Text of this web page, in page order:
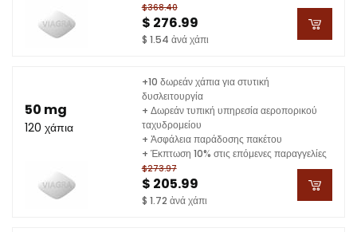
$368.40
$ 276.99
$ 1.54 ἀνά χάπι
50 mg
120 χάπια
$273.97
$ 205.99
$ 1.72 ἀνά χάπι
+10 δωρεάν χάπια για στυτική
δυσλειτουργία
+ Δωρεάν τυπική υπηρεσία αεροπορικού
ταχυδρομείου
+ Ἀσφάλεια παράδοσης πακέτου
+ Έκπτωση 10% στις επόμενες παραγγελίες